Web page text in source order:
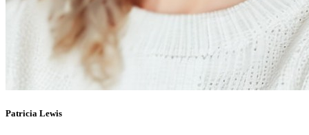
Patricia Lewis